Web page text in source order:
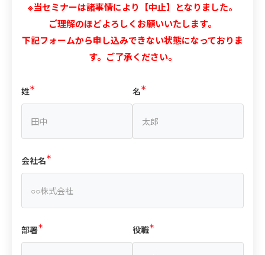
※当セミナーは諸事情により【中止】となりました。
ご理解のほどよろしくお願いいたします。
下記フォームから申し込みできない状態になっておりま
す。ご了承ください。
姓（必須） 名（必須）
会社名（必須）
部署（必須） 役職（必須）